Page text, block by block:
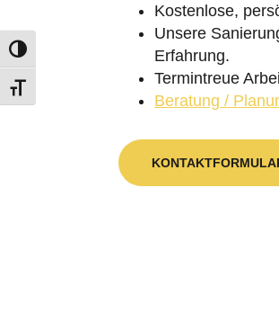
Kostenlose,
Unsere
Erfahrung.
Termintreue
Beratung /